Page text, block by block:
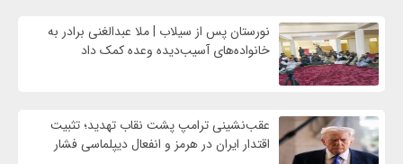
نورستان پس از سیلاب | ملا عبدالغنی برادر به
خانواده‌های آسیب‌دیده وعده کمک داد
عقب‌نشینی ترامپ پشت نقاب تهدید؛ تثبیت
اقتدار ایران در هرمز و انفعال دیپلماسی فشار